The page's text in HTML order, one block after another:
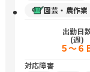
園芸・農作業
出勤日
(週)
５～６
対応障害